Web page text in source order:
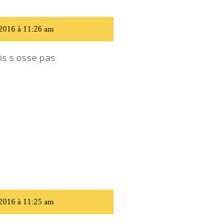
à 11:26 am
s osse pas
à 11:25 am